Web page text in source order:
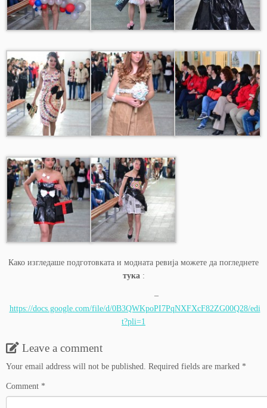
Како изгледаше подготовката и модната ревија можете да погледнете
тука :
–
https://docs.google.com/file/d/0B3QWKpoPI7PqNXFXcF82ZG00Q28/edi
t?pli=1
Leave a comment
Your email address will not be published. Required fields are marked *
Comment *